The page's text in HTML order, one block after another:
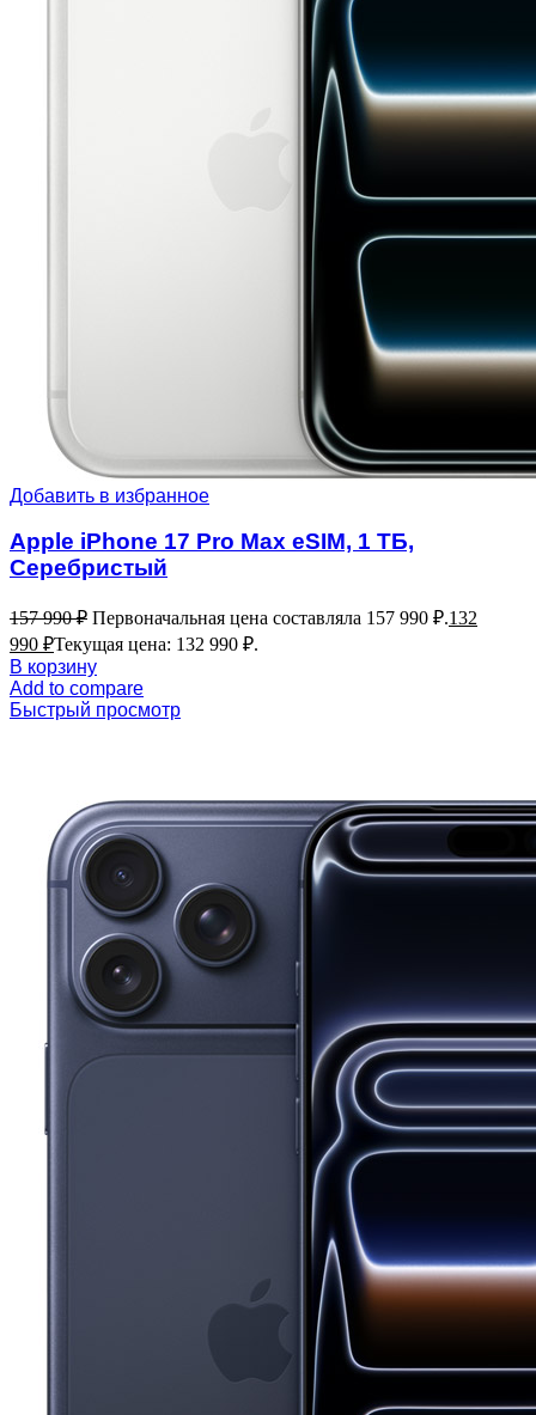
Добавить в избранное
Apple iPhone 17 Pro Max eSIM, 1 ТБ,
Серебристый
157 990₽ Первоначальная цена составляла 157 990 ₽.132
990 ₽Текущая цена: 132 990 ₽.
В корзину
Add to compare
Быстрый просмотр